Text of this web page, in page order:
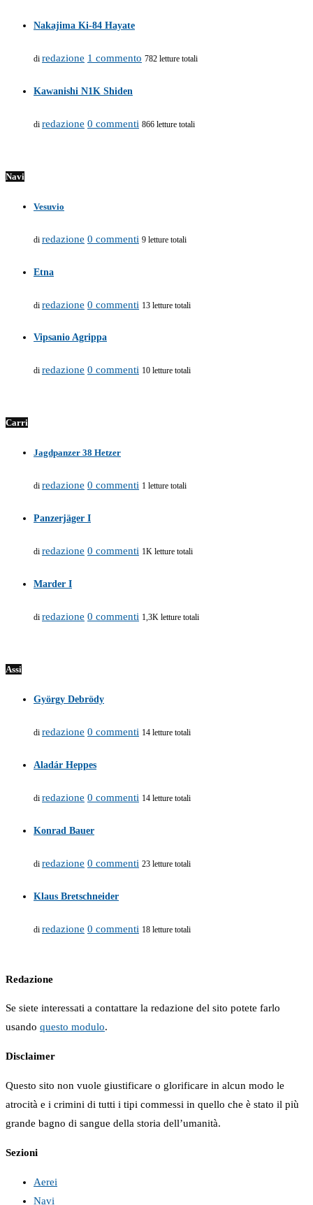
Nakajima Ki-84 Hayate
di redazione 1 commento 782 letture totali
Kawanishi N1K Shiden
di redazione 0 commenti 866 letture totali
Navi
Vesuvio
di redazione 0 commenti 9 letture totali
Etna
di redazione 0 commenti 13 letture totali
Vipsanio Agrippa
di redazione 0 commenti 10 letture totali
Carri
Jagdpanzer 38 Hetzer
di redazione 0 commenti 1 letture totali
Panzerjäger I
di redazione 0 commenti 1K letture totali
Marder I
di redazione 0 commenti 1,3K letture totali
Assi
György Debrödy
di redazione 0 commenti 14 letture totali
Aladár Heppes
di redazione 0 commenti 14 letture totali
Konrad Bauer
di redazione 0 commenti 23 letture totali
Klaus Bretschneider
di redazione 0 commenti 18 letture totali
Redazione
Se siete interessati a contattare la redazione del sito potete farlo
usando questo modulo.
Disclaimer
Questo sito non vuole giustificare o glorificare in alcun modo le
atrocità e i crimini di tutti i tipi commessi in quello che è stato il più
grande bagno di sangue della storia dell’umanità.
Sezioni
Aerei
Navi